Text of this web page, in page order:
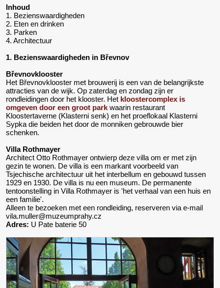
Inhoud
1. Bezienswaardigheden
2. Eten en drinken
3. Parken
4. Architectuur
1. Bezienswaardigheden in Břevnov
Břevnovklooster
Het Břevnovklooster met brouwerij is een van de belangrijkste
attracties van de wijk. Op zaterdag en zondag zijn er
rondleidingen door het klooster. Het kloostercomplex is
omgeven door een groot park waarin restaurant
Kloostertaverne (Klasterni senk) en het proeflokaal Klasterni
Sypka die beiden het door de monniken gebrouwde bier
schenken.
Villa Rothmayer
Architect Otto Rothmayer ontwierp deze villa om er met zijn
gezin te wonen. De villa is een markant voorbeeld van
Tsjechische architectuur uit het interbellum en gebouwd tussen
1929 en 1930. De villa is nu een museum. De permanente
tentoonstelling in Villa Rothmayer is 'het verhaal van een huis en
een familie'.
Alleen te bezoeken met een rondleiding, reserveren via e-mail
vila.muller@muzeumprahy.cz
Adres: U Pate baterie 50